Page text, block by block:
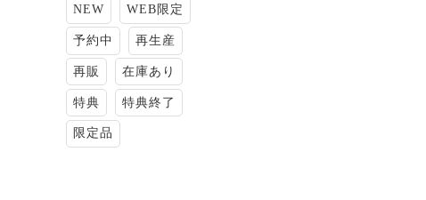
NEW WEB限定
予約中 再生産
再販 在庫あり
特典 特典終了
限定品